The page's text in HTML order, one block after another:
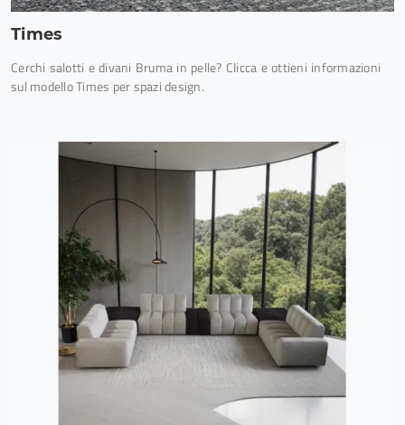
Times
Cerchi salotti e divani Bruma in pelle? Clicca e ottieni informazioni
sul modello Times per spazi design.